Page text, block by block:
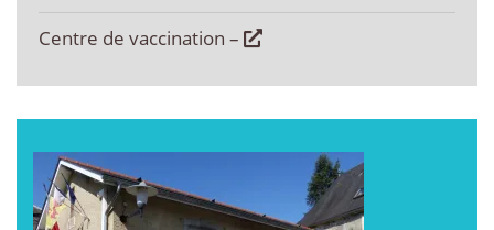
Centre de vaccination –